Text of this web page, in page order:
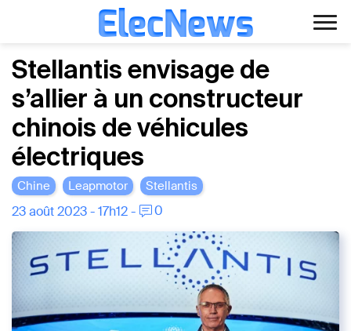
Aller
au
contenu
ElecNews
Voiture électrique
Voiture autonome
Finance
Écologie
Fiches techniques
Stellantis envisage de
s’allier à un constructeur
chinois de véhicules
électriques
Chine Leapmotor Stellantis
23 août 2023 - 17h12 - 0